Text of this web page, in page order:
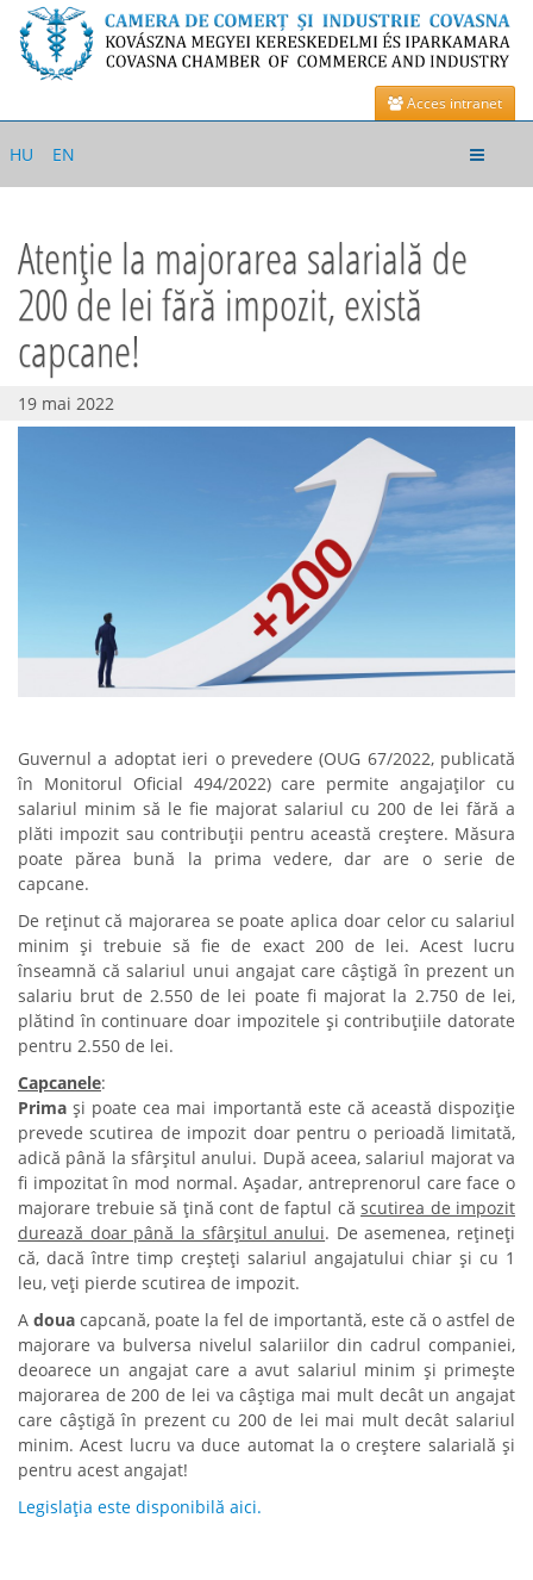
Acces intranet
HU EN
Toggle
Atenție la majorarea salarială de
200 de lei fără impozit, există
capcane!
19 mai 2022
Guvernul a adoptat ieri o prevedere (OUG 67/2022, publicată
în Monitorul Oficial 494/2022) care permite angajaților cu
salariul minim să le fie majorat salariul cu 200 de lei fără a
plăti impozit sau contribuții pentru această creștere. Măsura
poate părea bună la prima vedere, dar are o serie de
capcane.
De reținut că majorarea se poate aplica doar celor cu salariul
minim și trebuie să fie de exact 200 de lei. Acest lucru
înseamnă că salariul unui angajat care câștigă în prezent un
salariu brut de 2.550 de lei poate fi majorat la 2.750 de lei,
plătind în continuare doar impozitele și contribuțiile datorate
pentru 2.550 de lei.
Capcanele:
Prima și poate cea mai importantă este că această dispoziție
prevede scutirea de impozit doar pentru o perioadă limitată,
adică până la sfârșitul anului. După aceea, salariul majorat va
fi impozitat în mod normal. Așadar, antreprenorul care face o
majorare trebuie să țină cont de faptul că scutirea de impozit
durează doar până la sfârșitul anului. De asemenea, rețineți
că, dacă între timp creșteți salariul angajatului chiar și cu 1
leu, veți pierde scutirea de impozit.
A doua capcană, poate la fel de importantă, este că o astfel de
majorare va bulversa nivelul salariilor din cadrul companiei,
deoarece un angajat care a avut salariul minim și primește
majorarea de 200 de lei va câștiga mai mult decât un angajat
care câștigă în prezent cu 200 de lei mai mult decât salariul
minim. Acest lucru va duce automat la o creștere salarială și
pentru acest angajat!
Legislația este disponibilă aici.